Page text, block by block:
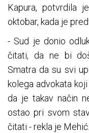
Kapura, potvrdila
oktobar, kada je
- Sud je donio
čitati, da ne bi
Smatra da su svi
kolega advokata
da je takav način
ostao pri svom
čitati - rekla je Mehić.